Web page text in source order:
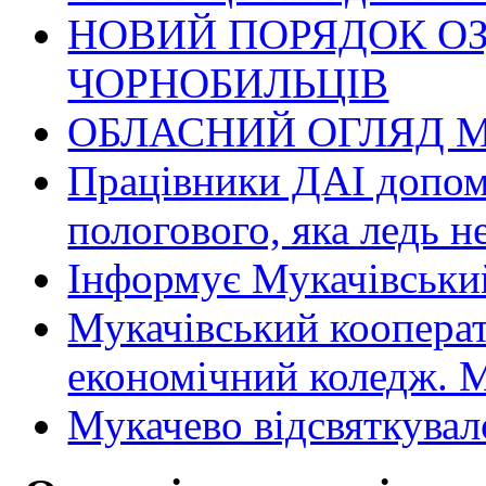
НОВИЙ ПОРЯДОК
ЧОРНОБИЛЬЦІВ
ОБЛАСНИЙ ОГЛЯД
Працівники ДАІ
пологового, яка ледь
Інформує
Мукачівський
економічний
Мукачево